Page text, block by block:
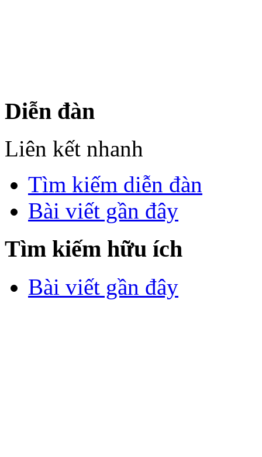
Diễn đàn
Liên kết nhanh
Tìm kiếm diễn đàn
Bài viết gần đây
Tìm kiếm hữu ích
Bài viết gần đây